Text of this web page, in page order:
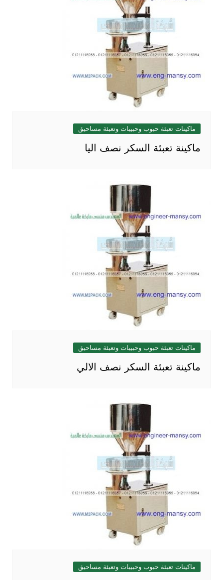
ماكينات تعبئة حبوب وحبيبات وتعبئة مساحيق
ماكينة تعبئة السكر نصف اليا
ماكينات تعبئة حبوب وحبيبات وتعبئة مساحيق
ماكينة تعبئة السكر نصف الالي
ماكينات تعبئة حبوب وحبيبات وتعبئة مساحيق